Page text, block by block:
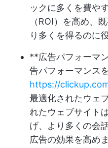
ックに多くを費や
（ROI）を高め、
り多くを得るのに
**広告パフォーマ
告パフォーマンス
https://
最適化されたウェ
れたウェブサイト
げ、より多くの会
広告の効果を高めま